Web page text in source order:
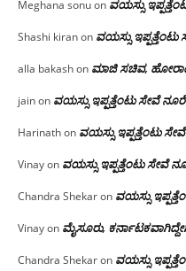
Meghana sonuon ವಯಸ್ಸು
Shashi kiranon ವಯಸ್ಸು
alla bakashon ಮಾಜಿ ಸಚಿವ,
jainon ವಯಸ್ಸು ಇಪ್ಪತ್ತೆಂಟು ಸೇವೆ
Harinathon ವಯಸ್ಸು ಇಪ್ಪತ್ತೆಂಟು
Vinayon ವಯಸ್ಸು ಇಪ್ಪತ್ತೆಂಟು ಸೇವೆ
Chandra Shekaron ವಯಸ್ಸು
Vinayon ಮೈಸೂರು,
Chandra Shekaron ವಯಸ್ಸು